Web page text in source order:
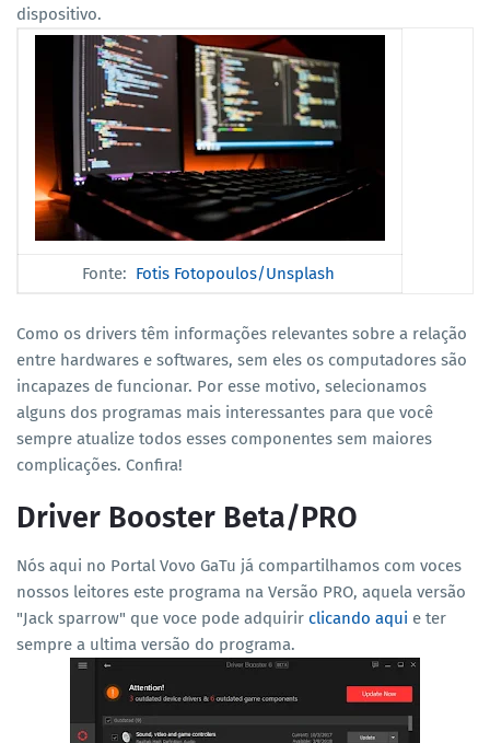
dispositivo.
Fonte: Fotis Fotopoulos/Unsplash
Como os drivers têm informações relevantes sobre a relação
entre hardwares e softwares, sem eles os computadores são
incapazes de funcionar. Por esse motivo, selecionamos
alguns dos programas mais interessantes para que você
sempre atualize todos esses componentes sem maiores
complicações. Confira!
Driver Booster Beta/PRO
Nós aqui no Portal Vovo GaTu já compartilhamos com voces
nossos leitores este programa na Versão PRO, aquela versão
"Jack sparrow" que voce pode adquirir clicando aqui e ter
sempre a ultima versão do programa.